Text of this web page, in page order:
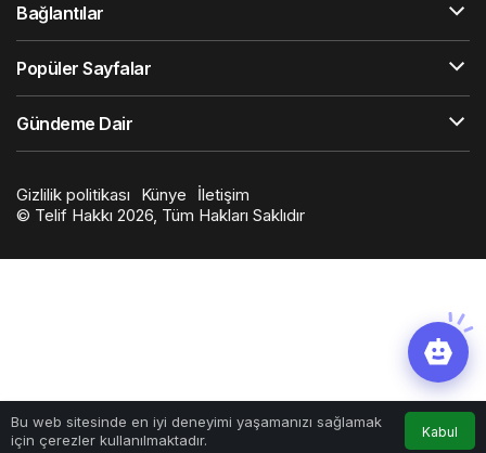
Bu web sitesinde en iyi deneyimi yaşamanızı sağlamak
için çerezler kullanılmaktadır.
Kabul
Bağlantılar
Popüler Sayfalar
Gündeme Dair
Gizlilik politikası Künye
İletişim
© Telif Hakkı 2026, Tüm Hakları Saklıdır